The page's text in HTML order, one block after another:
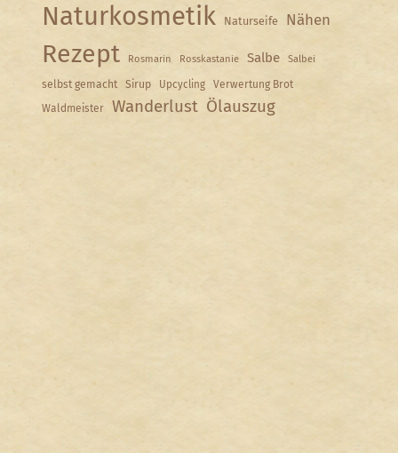
Naturkosmetik Naturseife Nähen
Rezept Rosmarin Rosskastanie Salbe Salbei
selbst gemacht Sirup Upcycling
Verwertung Brot
Waldmeister
Wanderlust Ölauszug